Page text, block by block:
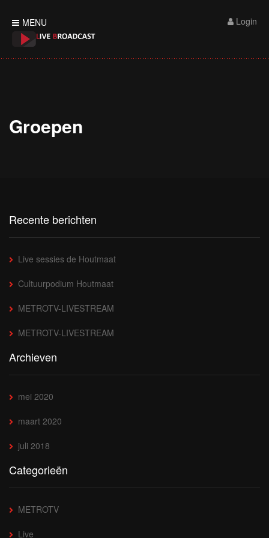
MENU Login
Groepen
Recente berichten
Live sessies de Houtmaat
Cultuurpodium Houtmaat
METROTV-LIVESTREAM
METROTV-LIVESTREAM
Archieven
mei 2020
maart 2020
juli 2018
Categorieën
METROTV
Live